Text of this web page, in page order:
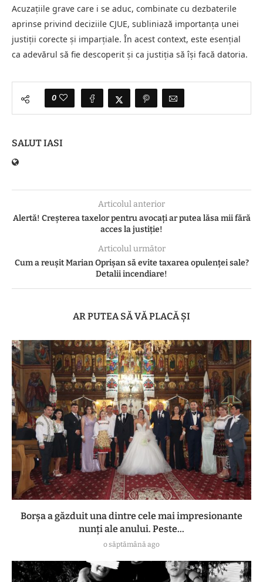
Acuzațiile grave care i se aduc, combinate cu dezbaterile
aprinse privind deciziile CJUE, subliniază importanța unei
justiții corecte și imparțiale. În acest context, este esențial
ca adevărul să fie descoperit și ca justiția să își facă datoria.
0
SALUT IASI
Articolul anterior
Alertă! Creșterea taxelor pentru avocați ar putea lăsa mii fără
acces la justiție!
Articolul următor
Cum a reușit Marian Oprișan să evite taxarea opulenței sale?
Detalii incendiare!
AR PUTEA SĂ VĂ PLACĂ ȘI
Borșa a găzduit una dintre cele mai impresionante
nunți ale anului. Peste...
o săptămână ago